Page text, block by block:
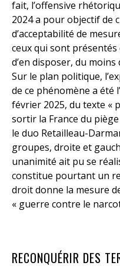
fait, l’offensive
2024 a pour objectif de
d’acceptabilité de
ceux qui sont présentés
d’en disposer, du
Sur le plan politique,
de ce phénomène a été
février 2025, du texte «
sortir la France du
le duo Retailleau-
groupes, droite et
unanimité ait pu se
constitue pourtant un
droit donne la mesure
« guerre contre le
RECONQUÉRIR DES